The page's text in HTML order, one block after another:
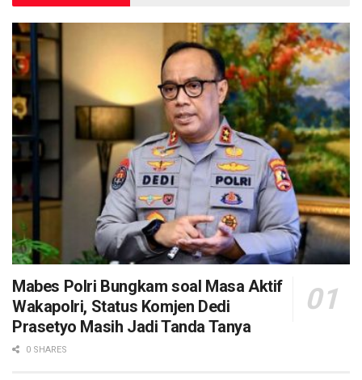
Mabes Polri Bungkam soal Masa Aktif
Wakapolri, Status Komjen Dedi
Prasetyo Masih Jadi Tanda Tanya
0 SHARES